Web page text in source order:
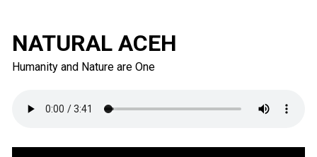
NATURAL ACEH
Humanity and Nature are One